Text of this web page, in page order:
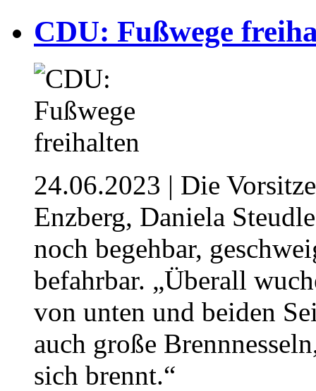
CDU: Fußwege
24.06.2023 | Die
Enzberg, Daniela
noch begehbar,
befahrbar. „Überall
von unten und beiden
auch große
sich brennt.“